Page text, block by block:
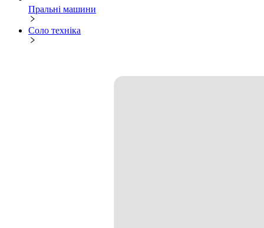
Пральні машини
Соло техніка